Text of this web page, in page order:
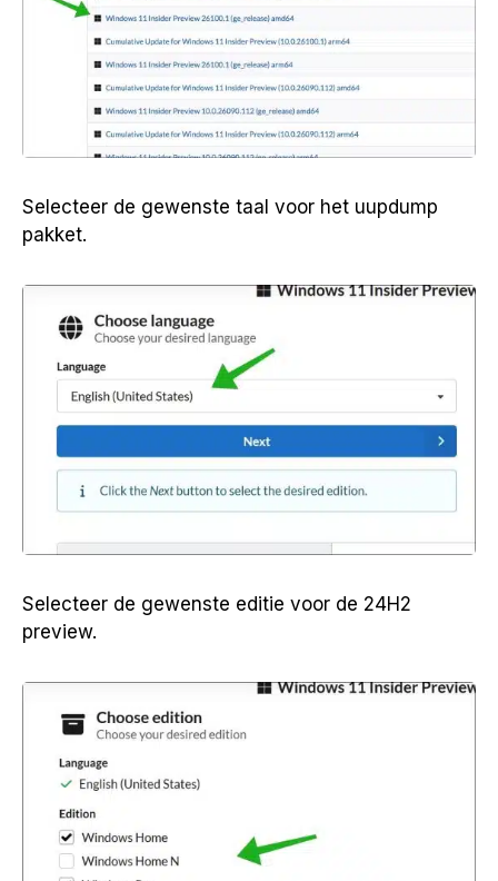
Selecteer de gewenste taal voor het uupdump
pakket.
Selecteer de gewenste editie voor de 24H2
preview.